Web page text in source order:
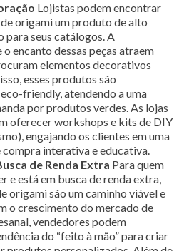
Lojistas podem encontrar
origami um produto de alto
para seus catálogos. A
encanto dessas peças atraem
elementos decorativos
esses produtos são
friendly, atendendo a uma
por produtos verdes. As lojas
oferecer workshops e kits de DIY
engajando os clientes em uma
interativa e educativa.
de Renda Extra Para quem
e está em busca de renda extra,
origami são um caminho viável e
o crescimento do mercado de
vendedores podem
do “feito à mão” para criar